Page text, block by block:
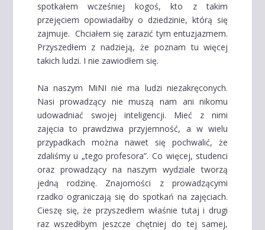
spotkałem wcześniej kogoś, kto z takim
przejęciem opowiadałby o dziedzinie, którą się
zajmuje. Chciałem się zarazić tym entuzjazmem.
Przyszedłem z nadzieją, że poznam tu więcej
takich ludzi. I nie zawiodłem się.
Na naszym MiNI nie ma ludzi niezakręconych.
Nasi prowadzący nie muszą nam ani nikomu
udowadniać swojej inteligencji. Mieć z nimi
zajęcia to prawdziwa przyjemność, a w wielu
przypadkach można nawet się pochwalić, że
zdaliśmy u „tego profesora”. Co więcej, studenci
oraz prowadzący na naszym wydziale tworzą
jedną rodzinę. Znajomości z prowadzącymi
rzadko ograniczają się do spotkań na zajęciach.
Cieszę się, że przyszedłem właśnie tutaj i drugi
raz wszedłbym jeszcze chętniej do tej samej,